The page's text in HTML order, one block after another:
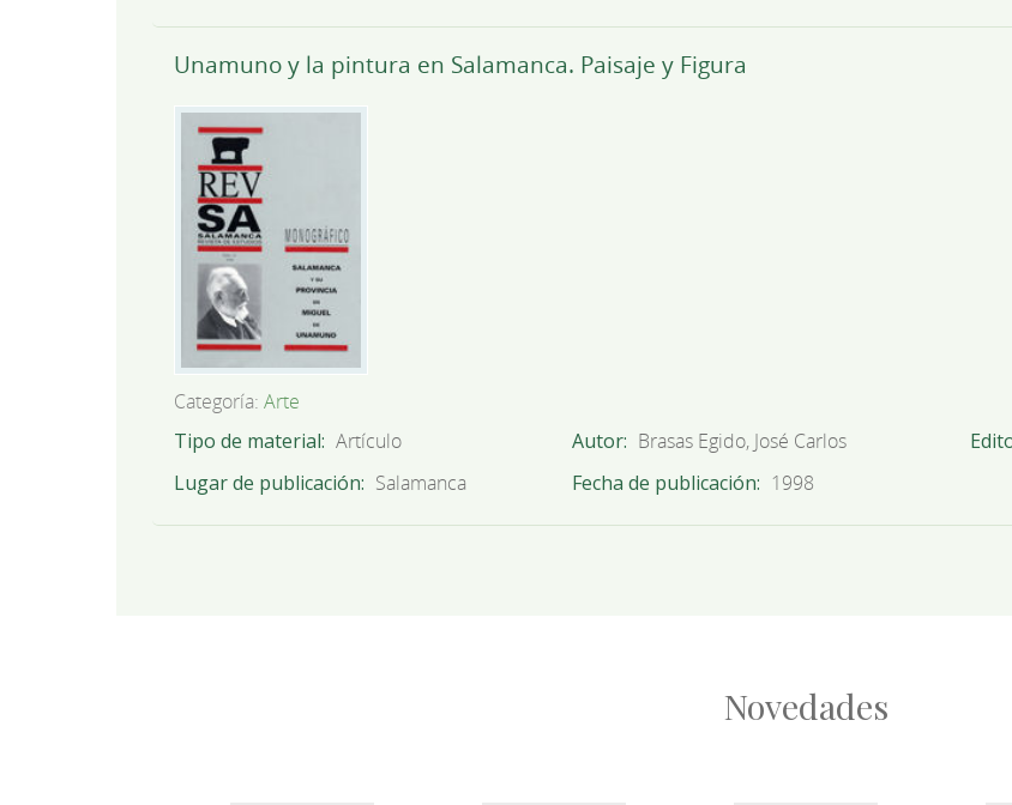
Unamuno y la pintura en Salamanca. Paisaje y Figura
Categoría: Arte
Tipo de material Artículo Autor Brasas Egido, José Carlos
Lugar de publicación
Salamanca Fecha de publicación 1998
Novedades